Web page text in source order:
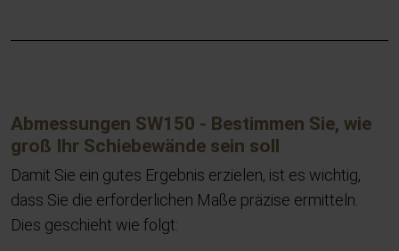
Abmessungen SW150 - Bestimmen Sie, wie
groß Ihr Schiebewände sein soll
Damit Sie ein gutes Ergebnis erzielen, ist es wichtig,
dass Sie die erforderlichen Maße präzise ermitteln.
Dies geschieht wie folgt: